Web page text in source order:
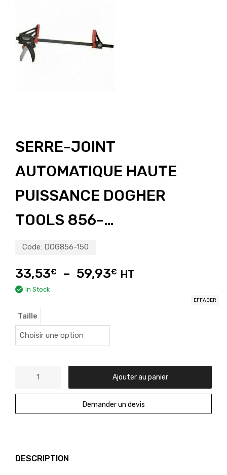
SERRE-JOINT
AUTOMATIQUE HAUTE
PUISSANCE DOGHER
TOOLS 856-…
Code: DOG856-150
33,53€ – 59,93€ HT
In Stock
Taille
EFFACER
Ajouter au panier
Demander un devis
DESCRIPTION